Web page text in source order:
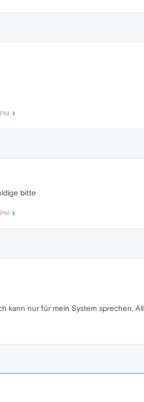
bitte
kann nur für mein System sprechen.